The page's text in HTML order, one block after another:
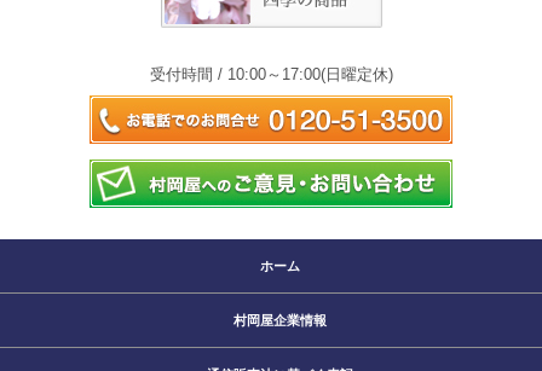
受付時間 / 10:00～17:00(日曜定休)
ホーム
村岡屋企業情報